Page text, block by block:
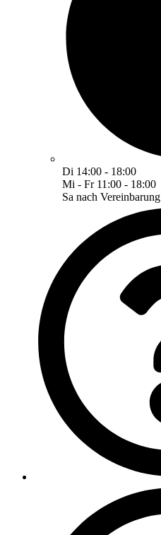
Di 14:00 - 18:00
Mi - Fr 11:00 - 18:00
Sa nach Vereinbarung